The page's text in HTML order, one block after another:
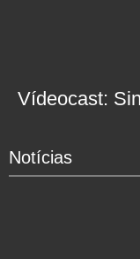
Vídeocast:
Notícias